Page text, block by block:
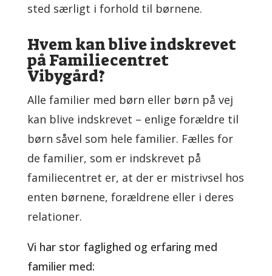
sted særligt i forhold til børnene.
Hvem kan blive indskrevet
på Familiecentret
Vibygård?
Alle familier med børn eller børn på vej
kan blive indskrevet – enlige forældre til
børn såvel som hele familier. Fælles for
de familier, som er indskrevet på
familiecentret er, at der er mistrivsel hos
enten børnene, forældrene eller i deres
relationer.
Vi har stor faglighed og erfaring med
familier med: